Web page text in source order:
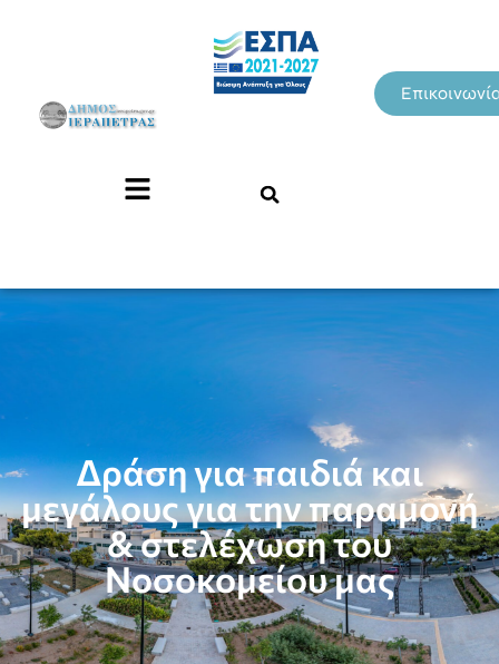
Δράση για παιδιά και
μεγάλους για την παραμονή
& στελέχωση του
Νοσοκομείου μας